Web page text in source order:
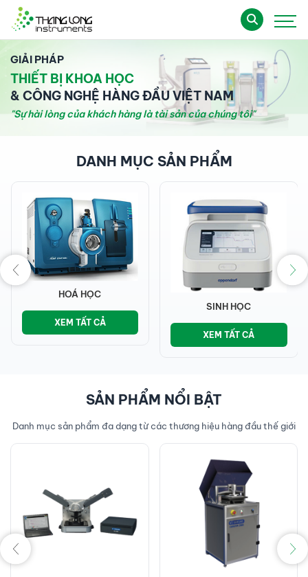
GIẢI PHÁP
THIẾT BỊ KHOA HỌC
& CÔNG NGHỆ HÀNG ĐẦU VIỆT NAM
"Sự hài lòng của khách hàng là tài sản của chúng tôi"
DANH MỤC SẢN PHẨM
HOÁ HỌC
XEM TẤT CẢ
SINH HỌC
XEM TẤT CẢ
SẢN PHẨM NỔI BẬT
Danh mục sản phẩm đa dạng từ các thương hiệu hàng đầu thế giới